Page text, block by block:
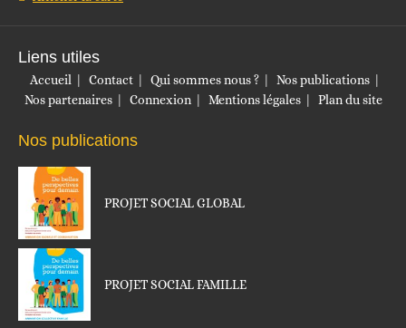
Liens utiles
Accueil Contact Qui sommes nous ?
Nos publications
Nos partenaires
Connexion Mentions légales Plan du site
Nos publications
PROJET SOCIAL GLOBAL
PROJET SOCIAL FAMILLE